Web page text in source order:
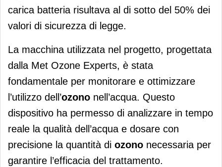
carica batteria risultava al di sotto del 50% dei
valori di sicurezza di legge.
La macchina utilizzata nel progetto, progettata
dalla Met Ozone Experts, è stata
fondamentale per monitorare e ottimizzare
l’utilizzo dell’ozono nell’acqua. Questo
dispositivo ha permesso di analizzare in tempo
reale la qualità dell’acqua e dosare con
precisione la quantità di ozono necessaria per
garantire l’efficacia del trattamento.